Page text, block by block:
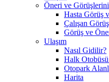
Öneri ve
Hasta Görüş
Çalışan
Görüş ve
Ulaşım
Nasıl Gidilir?
Halk
Otopark
Harita